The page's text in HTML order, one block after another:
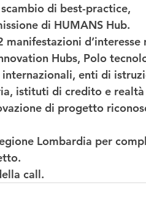
di best-practice,
di HUMANS Hub.
manifestazioni d’interesse
Hubs, Polo
enti di
istituti di credito e realtà
di progetto
Lombardia per
call.